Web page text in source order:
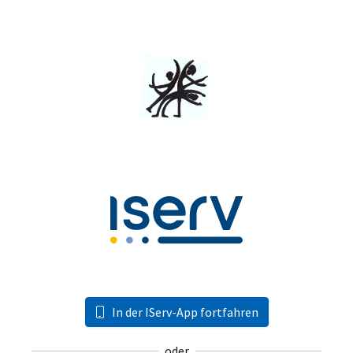
In der IServ-App fortfahren